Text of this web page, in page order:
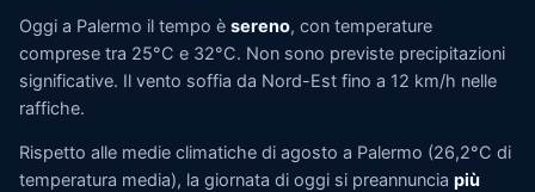
Oggi a Palermo il tempo è sereno, con temperature
comprese tra 25°C e 32°C. Non sono previste precipitazioni
significative. Il vento soffia da Nord-Est fino a 12 km/h nelle
raffiche.
Rispetto alle medie climatiche di agosto a Palermo (26,2°C di
temperatura media), la giornata di oggi si preannuncia più